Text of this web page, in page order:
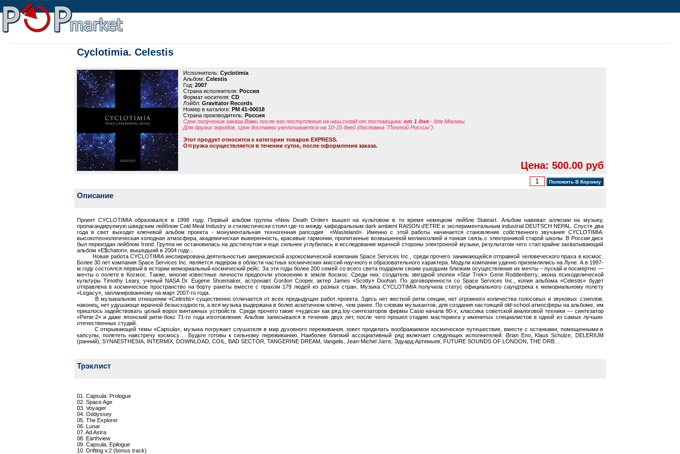
Cyclotimia. Celestis
Исполнитель: Cyclotimia
Альбом: Celestis
Год: 2007
Страна исполнителя: Россия
Формат носителя: CD
Лэйбл: Gravitator Records
Номер в каталоге: PM 41-00018
Страна производитель: Россия
Срок получения заказа Вами после его поступления на наш склад от поставщика: от 1 дня- для Москвы.
Для других городов, срок доставки увеличивается на 10-15 дней (доставка "Почтой России").
Этот продукт относится к категории товаров EXPRESS.
Отгрузка осуществляется в течении суток, после оформления заказа.
Цена: 500.00 руб
Описание
Проект CYCLOTIMIA образовался в 1998 году. Первый альбом группы «New Death Order» вышел на культовом в то время немецком лейбле Stateart. Альбом навевал аллюзии на музыку,
пропагандируемую шведским лейблом Cold Meat Industry и стилистически стоял где-то между кафедральным dark ambient RAISON d'ETRE и экспериментальным industrial DEUTSCH NEPAL. Спустя два
года в свет выходит ключевой альбом проекта - монументальная техногенная рапсодия «Wasteland». Именно с этой работы начинается становление собственного звучания CYCLOTIMIA:
высокотехнологическая холодная атмосфера, академическая выверенность, красивые гармонии, пропитанные возвышенной меланхолией и тонкая связь с электроникой старой школы. В России диск
был переиздан лейблом Irond. Группа не остановилась на достигнутом и еще сильнее углубилась в исследование мрачной стороны электронной музыки, результатом чего стал крайне захватывающий
альбом «E$chaton», вышедший в 2004 году...
Новая работа CYCLOTIMIA инспирирована деятельностью американской аэрокосмической компании Space Services Inc., среди прочего занимающейся отправкой человеческого праха в космос.
Более 30 лет компания Space Services Inc. является лидером в области частных космических миссий научного и образовательного характера. Модули компании удачно приземлялись на Луне. А в 1997-
м году состоялся первый в истории мемориальный космический рейс. За эти годы более 200 семей со всего света подарили своим ушедшим близким осуществление их мечты – пускай и посмертно —
мечты о полете в Космос. Также, многие известные личности предпочли упокоению в земле Космос. Среди них: создатель звездной эпопеи «Star Trek» Gene Roddenberry, икона психоделической
культуры Timothy Leary, ученый NASA Dr. Eugene Shoemaker, астронавт Gordon Cooper, актер James «Scotty» Doohan. По договоренности со Space Services Inc., копия альбома «Celestis» будет
отправлена в космическое пространство на борту ракеты вместе с прахом 179 людей из разных стран. Музыка CYCLOTIMIA получила статус официального саундтрека к мемориальному полету
«Legacy», запланированному на март 2007-го года.
В музыкальном отношении «Celestis» существенно отличается от всех предыдущих работ проекта. Здесь нет жесткой ритм секции, нет огромного количества голосовых и звуковых сэмплов,
наконец, нет удушающе мрачной безысходности, а вся музыка выдержана в более аскетичном ключе, чем ранее. По словам музыкантов, для создания настоящей old-school атмосферы на альбоме, им
пришлось задействовать целый ворох винтажных устройств. Среди прочего такие «чудеса» как ряд toy-синтезаторов фирмы Casio начала 80-х, классика советской аналоговой техники — синтезатор
«Ритм-2» и даже японский ритм-бокс 71-го года изготовления. Альбом записывался в течение двух лет, после чего прошел стадию мастеринга у именитых специалистов в одной из самых лучших
отечественных студий.
С открывающей темы «Capsula», музыка погружает слушателя в мир духовного переживания, зовет проделать воображаемое космическое путешествие, вместе с останками, помещенными в
капсулы, полететь навстречу космосу… Будьте готовы к сильному переживанию. Наиболее близкий ассоциативный ряд включает следующих исполнителей: Brian Eno, Klaus Schulze, DELERIUM
(ранний), SYNAESTHESIA, INTERMIX, DOWNLOAD, COIL, BAD SECTOR, TANGERINE DREAM, Vangelis, Jean-Michel Jarre, Эдуард Артемьев, FUTURE SOUNDS OF LONDON, THE ORB…
Трэклист
01. Capsula: Prologue
02. Space Age
03. Voyager
04. Oddyssey
05. The Explorer
06. Lunar
07. Ad Astra
08. Earthview
09. Capsula: Epilogue
10. Drifting v.2 (bonus track)